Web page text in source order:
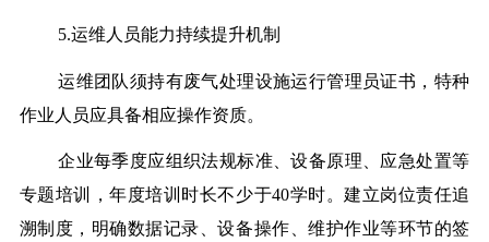
5.运维人员能力持续提升机制
运维团队须持有废气处理设施运行管理员证书，特种
作业人员应具备相应操作资质。
企业每季度应组织法规标准、设备原理、应急处置等
专题培训，年度培训时长不少于40学时。建立岗位责任追
溯制度，明确数据记录、设备操作、维护作业等环节的签